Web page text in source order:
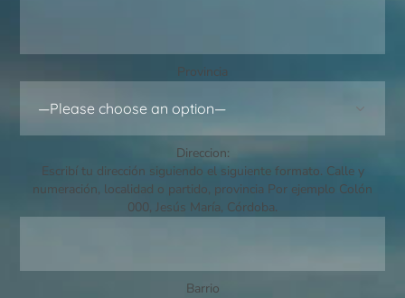
Provincia
Direccion:
Escribí tu dirección siguiendo el siguiente formato. Calle y
numeración, localidad o partido, provincia Por ejemplo Colón
000, Jesús María, Córdoba.
Barrio